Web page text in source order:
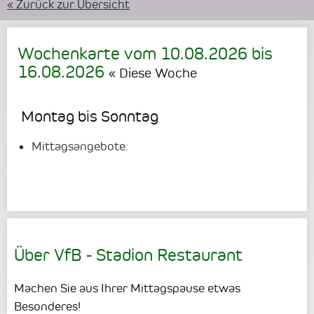
« Zurück zur Übersicht
Wochenkarte vom 10.08.2026 bis
16.08.2026 « Diese Woche
Montag bis Sonntag
Mittagsangebote:
Über VfB - Stadion Restaurant
Machen Sie aus Ihrer Mittagspause etwas
Besonderes!